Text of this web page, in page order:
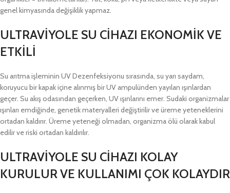
genel kimyasında değişiklik yapmaz.
ULTRAVİYOLE SU CİHAZI EKONOMİK VE
ETKİLİ
Su arıtma işleminin UV Dezenfeksiyonu sırasında, su yarı saydam,
koruyucu bir kapak içine alınmış bir UV ampulünden yayılan ışınlardan
geçer. Su akış odasından geçerken, UV ışınlarını emer. Sudaki organizmalar
ışınları emdiğinde, genetik materyalleri değiştirilir ve üreme yeteneklerini
ortadan kaldırır. Üreme yeteneği olmadan, organizma ölü olarak kabul
edilir ve riski ortadan kaldırılır.
ULTRAVİYOLE SU CİHAZI KOLAY
KURULUR VE KULLANIMI ÇOK KOLAYDIR